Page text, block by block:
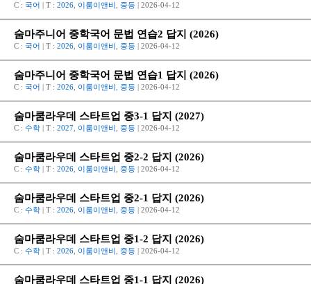
C : 국어 | T : 2026 이룸이앤비 중등 | 2026-04-12
숨마주니어 중학국어 문법 연습2 답지 (2026)
C : 국어 | T : 2026 이룸이앤비 중등 | 2026-04-12
숨마주니어 중학국어 문법 연습1 답지 (2026)
C : 국어 | T : 2026 이룸이앤비 중등 | 2026-04-12
숨마쿰라우데 스타트업 중3-1 답지 (2027)
C : 수학 | T : 2027 이룸이앤비 중등 | 2026-04-12
숨마쿰라우데 스타트업 중2-2 답지 (2026)
C : 수학 | T : 2026 이룸이앤비 중등 | 2026-04-12
숨마쿰라우데 스타트업 중2-1 답지 (2026)
C : 수학 | T : 2026 이룸이앤비 중등 | 2026-04-12
숨마쿰라우데 스타트업 중1-2 답지 (2026)
C : 수학 | T : 2026 이룸이앤비 중등 | 2026-04-12
숨마쿰라우데 스타트업 중1-1 답지 (2026)